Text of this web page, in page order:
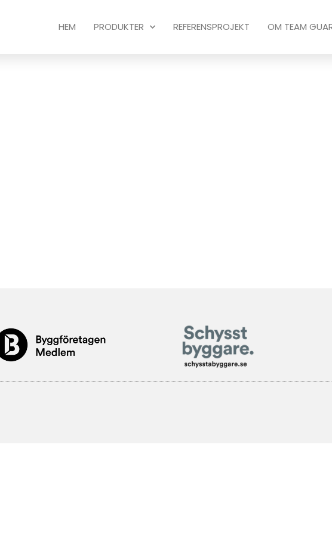
HEM PRODUKTER REFERENSPROJEKT OM TEAM